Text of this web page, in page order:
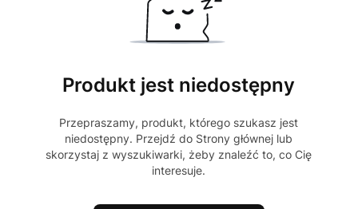
Produkt jest niedostępny
Przepraszamy, produkt, którego szukasz jest
niedostępny. Przejdź do Strony głównej lub
skorzystaj z wyszukiwarki, żeby znaleźć to, co Cię
interesuje.